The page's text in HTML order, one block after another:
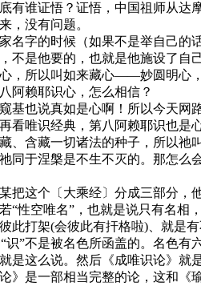
有谁证悟？证悟，中国祖师从达
，没有问题。
字的时候（如果不是举自己的话
不是他要的，也就是他施设了
，所以叫如来藏心——妙圆明心
阿赖耶识心，怎么相信？
也说真如是心啊！所以今天网路
看唯识经典，第八阿赖耶识也是
、含藏一切诸法的种子，所以祂
同于涅槃是不生不灭的。那怎么
这个〔大乘经〕分成三部分，他
“性空唯名”，也就是说只有名相
此打架(会彼此有扞格啦)、就是
识”不是被名色所函盖的。名色
是这么说。然后《成唯识论》
》是一部相当完整的论，这和《